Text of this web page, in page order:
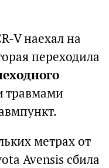
V наехал на
переходила
травмами
метрах от
Avensis сбила